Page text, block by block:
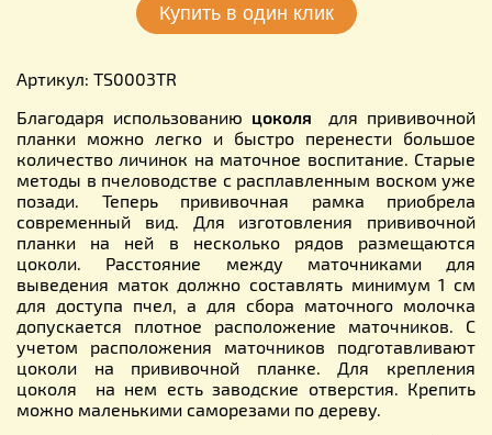
Артикул: TS0003TR
Благодаря использованию цоколя для прививочной
планки можно легко и быстро перенести большое
количество личинок на маточное воспитание. Старые
методы в пчеловодстве с расплавленным воском уже
позади. Теперь прививочная рамка приобрела
современный вид. Для изготовления прививочной
планки на ней в несколько рядов размещаются
цоколи. Расстояние между маточниками для
выведения маток должно составлять минимум 1 см
для доступа пчел, а для сбора маточного молочка
допускается плотное расположение маточников. С
учетом расположения маточников подготавливают
цоколи на прививочной планке. Для крепления
цоколя на нем есть заводские отверстия. Крепить
можно маленькими саморезами по дереву.